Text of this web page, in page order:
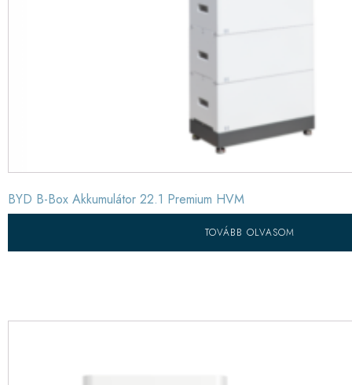
BYD B-Box Akkumulátor 22.1 Premium HVM
TOVÁBB OLVASOM